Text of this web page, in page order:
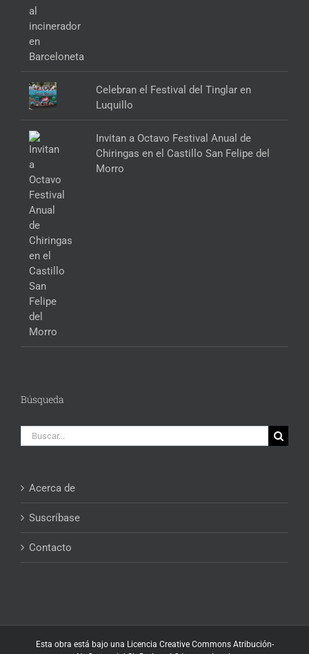
Celebran el Festival del Tinglar en
Luquillo
Invitan a Octavo Festival Anual de
Chiringas en el Castillo San Felipe del
Morro
Búsqueda
Buscar:
Acerca de
Suscríbase
Contacto
Esta obra está bajo una Licencia Creative Commons Atribución-